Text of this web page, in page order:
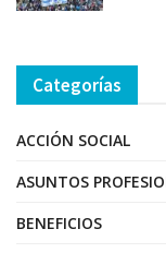
Categorías
ACCIÓN SOCIAL
ASUNTOS
BENEFICIOS